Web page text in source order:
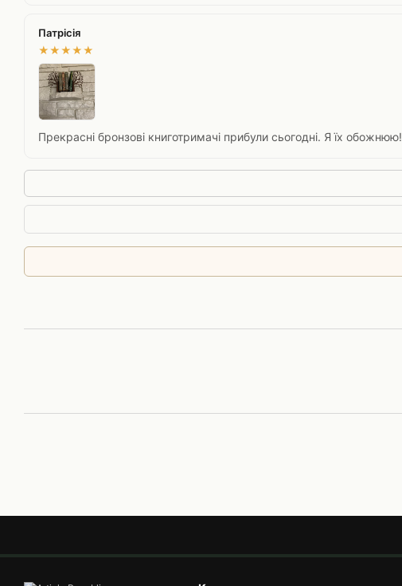
Патрісія
★★★★★
Прекрасні бронзові книготримачі прибули сьогодні. Я їх обожнюю!